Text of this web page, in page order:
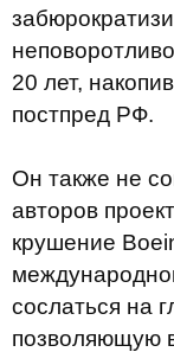
20 лет,
постпред РФ.
Он также не
авторов
крушение
сослаться на
позволяющую